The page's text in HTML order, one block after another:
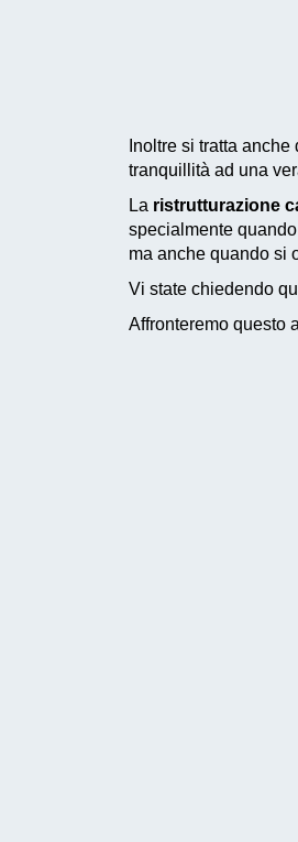
Inoltre si tratta
tranquillità ad una
La ristrutturazione
specialmente
ma anche quando si
Vi state chiedendo
Affronteremo questo